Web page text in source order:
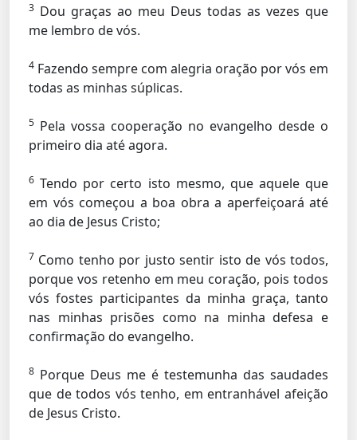
3 Dou graças ao meu Deus todas as vezes que
me lembro de vós.
4 Fazendo sempre com alegria oração por vós em
todas as minhas súplicas.
5 Pela vossa cooperação no evangelho desde o
primeiro dia até agora.
6 Tendo por certo isto mesmo, que aquele que
em vós começou a boa obra a aperfeiçoará até
ao dia de Jesus Cristo;
7 Como tenho por justo sentir isto de vós todos,
porque vos retenho em meu coração, pois todos
vós fostes participantes da minha graça, tanto
nas minhas prisões como na minha defesa e
confirmação do evangelho.
8 Porque Deus me é testemunha das saudades
que de todos vós tenho, em entranhável afeição
de Jesus Cristo.